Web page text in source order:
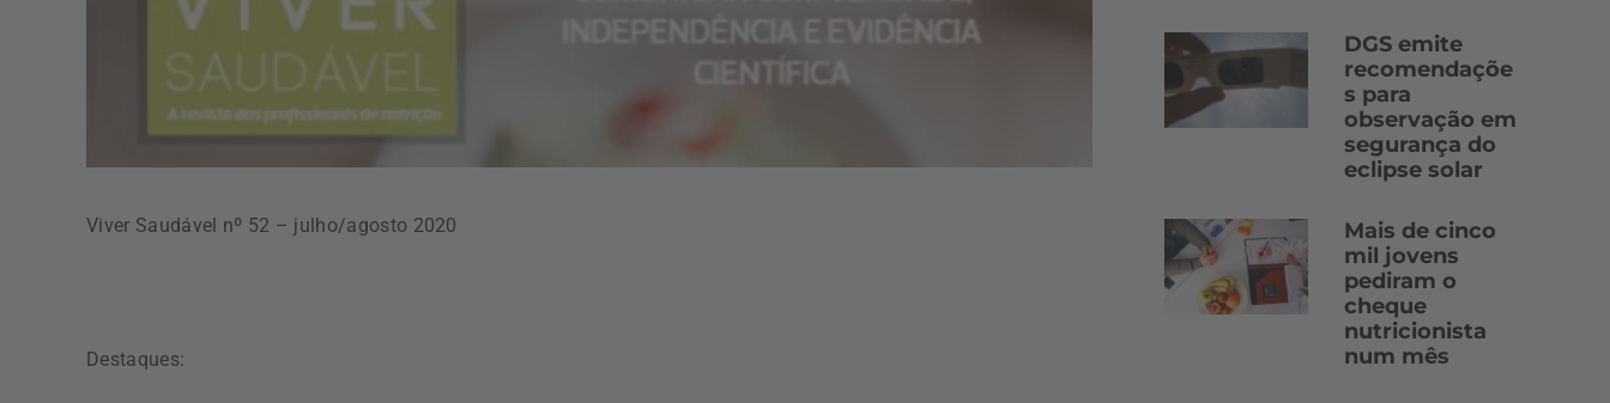
Viver Saudável nº 52 – julho/agosto 2020
Destaques:
DGS emite
recomendaçõe
s para
observação em
segurança do
eclipse solar
Mais de cinco
mil jovens
pediram o
cheque
nutricionista
num mês